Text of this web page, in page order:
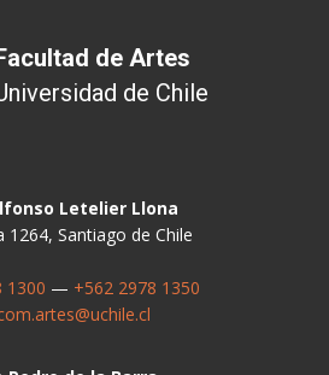
de Artes
de Chile
Letelier Llona
1264, Santiago de Chile
1300 — +562 2978 1350